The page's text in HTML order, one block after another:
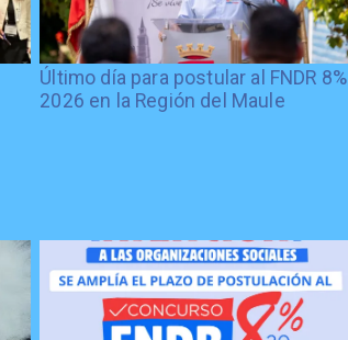
Último día para postular al FNDR 8%
2026 en la Región del Maule